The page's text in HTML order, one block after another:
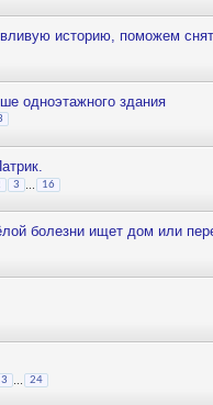
историю, поможем
одноэтажного здания
3 16
болезни ищет дом или
3 24